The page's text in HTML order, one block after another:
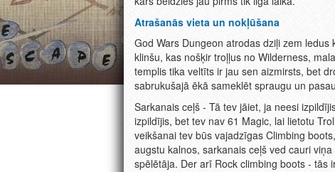
Atrašanās vieta un nokļūšana
God Wars Dungeon atrodas dziļi zem
klinšu, kas nošķir troļļus no Wilderness,
templis tika veltīts ir jau sen aizmirsts, bet
sabrukušajā ēkā sameklēt spraugu un
Sarkanais ceļš - Tā tev jāiet, ja neesi
izpildījis, bet tev nav 61 Magic, lai lietotu
veikšanai tev būs vajadzīgas Climbing
augstu kalnos, sarkanais ceļš ved cauri
spēlētāja. Der arī Rock climbing boots - tās